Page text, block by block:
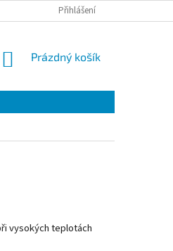
Přihlášení
NÁKUPNÍ
Prázdný košík
vysokých teplotách